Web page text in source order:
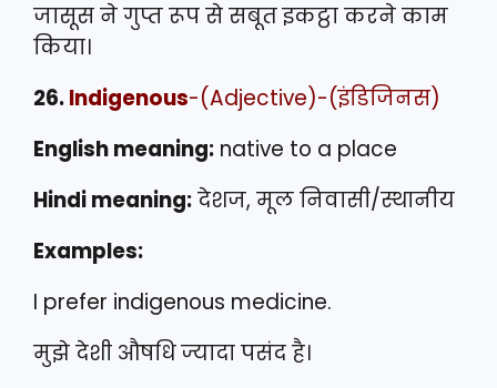
जासूस ने गुप्त रूप से सबूत इकट्ठा करने काम
किया।
26.Indigenous-(Adjective)-(इंडिजिनस)
English meaning: native to a place
Hindi meaning:देशज, मूल निवासी/स्थानीय
Examples:
I prefer indigenous medicine.
मुझे देशी औषधि ज्यादा पसंद है।